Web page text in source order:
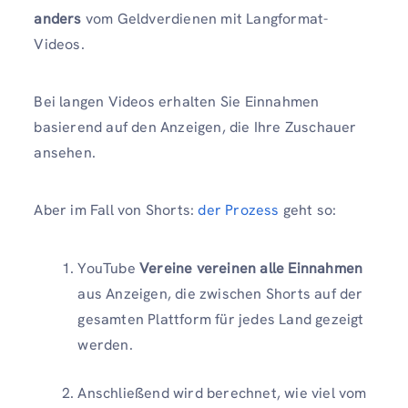
anders vom Geldverdienen mit Langformat-
Videos.
Bei langen Videos erhalten Sie Einnahmen
basierend auf den Anzeigen, die Ihre Zuschauer
ansehen.
Aber im Fall von Shorts:der Prozess geht so:
YouTube Vereine vereinen alle Einnahmen
aus Anzeigen, die zwischen Shorts auf der
gesamten Plattform für jedes Land gezeigt
werden.
Anschließend wird berechnet, wie viel vom